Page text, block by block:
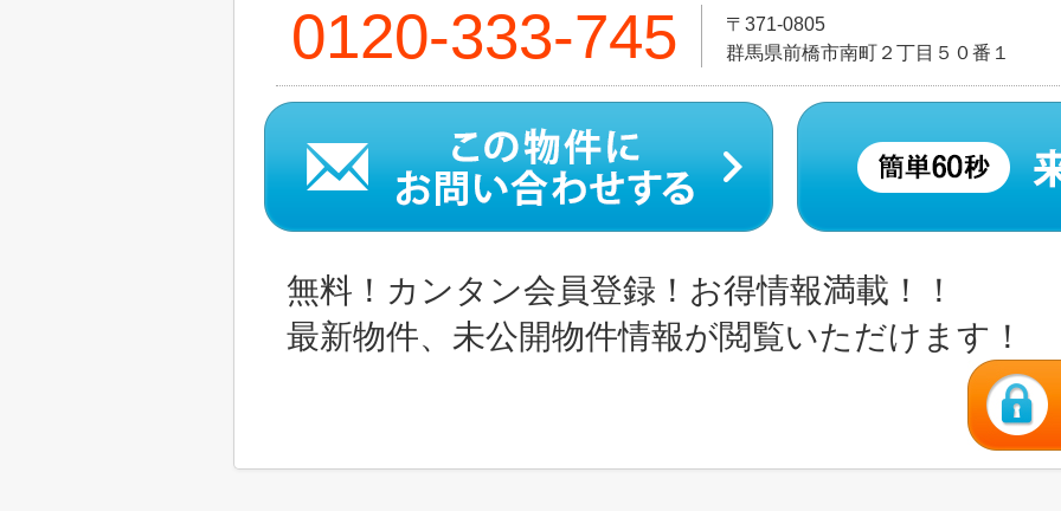
0120-333-745
〒371-0805
群馬県前橋市南町２丁目５０番１
無料！カンタン会員登録！お得情報満載！！
最新物件、未公開物件情報が閲覧いただけます！